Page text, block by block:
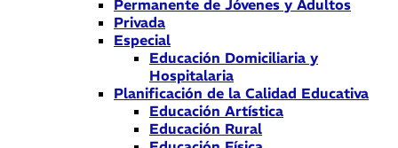
Permanente de Jóvenes y Adultos
Privada
Especial
Educación Domiciliaria y
Hospitalaria
Planificación de la Calidad Educativa
Educación Artística
Educación Rural